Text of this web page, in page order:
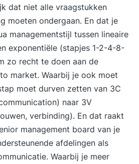
dat niet alle vraagstukken
moeten ondergaan. En dat je
managementstijl tussen lineaire
exponentiële (stapjes 1-2-4-8-
zo recht te doen aan de
market. Waarbij je ook moet
moet durven zetten van 3C
naar 3V
verbinding). En dat raakt
management board van je
afdelingen als
Waarbij je meer